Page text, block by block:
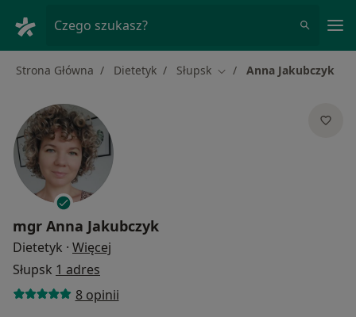
Czego szukasz?
Strona Główna Dietetyk Słupsk Zmień miasto
Anna Jakubczyk
mgr Anna Jakubczyk
Dietetyk · Więcej
Słupsk 1 adres
8 opinii